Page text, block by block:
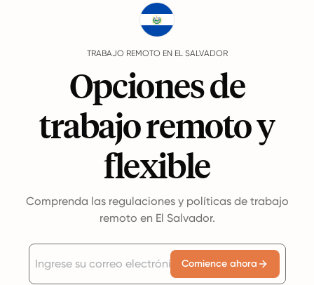
TRABAJO REMOTO EN EL SALVADOR
Opciones de
trabajo remoto y
flexible
Comprenda las regulaciones y políticas de trabajo
remoto en El Salvador.
Comience ahora